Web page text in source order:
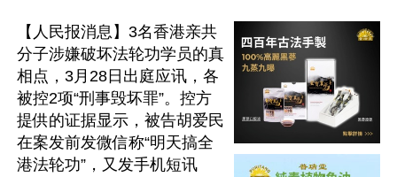
【人民报消息】3名香港亲共
分子涉嫌破坏法轮功学员的真
相点，3月28日出庭应讯，各
被控2项“刑事毁坏罪”。控方
提供的证据显示，被告胡爱民
在案发前发微信称“明天搞全
港法轮功”，又发手机短讯